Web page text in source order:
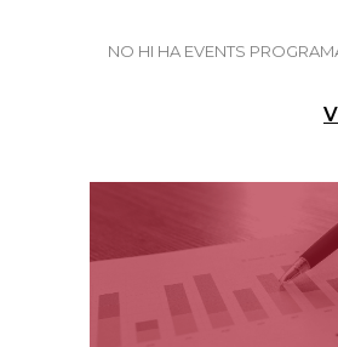
NO HI HA EVENTS